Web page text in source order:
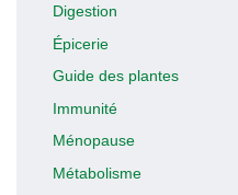
Digestion
Épicerie
Guide des plantes
Immunité
Ménopause
Métabolisme